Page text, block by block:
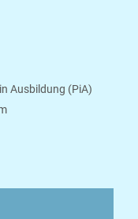
Ausbildung (PiA)